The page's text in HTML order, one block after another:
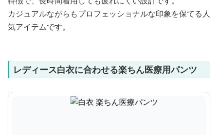
カジュアルながらもプロフェッショナルな印象を保てる人
気アイテムです。
レディース白衣に合わせる楽ちん医療用パンツ